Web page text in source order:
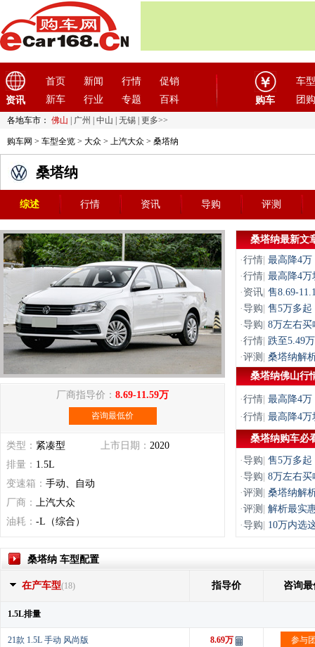
资讯
首页 新闻 行情
促销
新车
行业 专题 百科 购车
车型
团购
各地车市： 佛山 广州 中山 无锡 更多>>
购车网 > 车型全览 > 大众 > 上汽大众 > 桑塔纳
桑塔纳
综述 行情 资讯 导购 评测
厂商指导价： 8.69-11.59万
咨询最低价
类型： 紧凑型 上市日期： 2020
排量： 1.5L
变速箱： 手动、自动
厂商： 上汽大众
油耗： -L（综合）
桑塔纳最新文
·行情 最高降4万
·行情 最高降4
· 资讯 售8.69-
·导购 售5万多起
·导购 8万左右
·行情 跌至5.49
·评测
桑塔纳解
桑塔纳佛山行
·行情 最高降4万
·行情 最高降4
桑塔纳购车必
·导购 售5万多起
·导购 8万左右
·评测
桑塔纳解
·评测
解析最实
·导购 10万内选
桑塔纳 车型配置
在产车型(18) 指导价 咨询最
1.5L排量
21款 1.5L 手动 风尚版 8.69万 参与